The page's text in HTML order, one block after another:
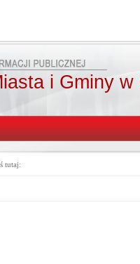
i Gminy
tutaj: